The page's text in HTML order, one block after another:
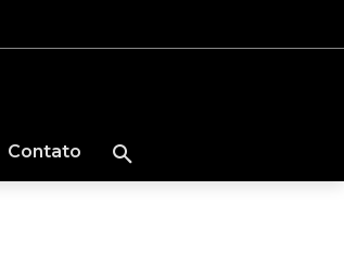
Contato